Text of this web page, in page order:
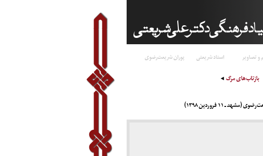
و تصاویر استاد شریعتی پوران شریعت‌رضوی
بازتاب‌های مرگ
ـ ۱۱ فروردین ۱۳۹۸)